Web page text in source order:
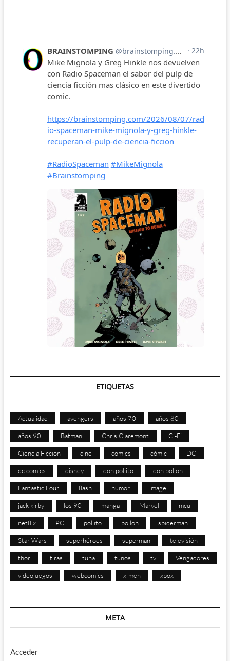
ETIQUETAS
Actualidad avengers años 70 años 80
años 90 Batman Chris Claremont Ci-Fi
Ciencia Ficción cine comics cómic DC
dc comics disney don pollito don pollon
Fantastic Four flash humor image
jack kirby los 90 manga Marvel mcu
netflix PC pollito pollon spiderman
Star Wars superhéroes superman televisión
thor tiras tuna tunos tv Vengadores
videojuegos webcomics x-men xbox
META
Acceder